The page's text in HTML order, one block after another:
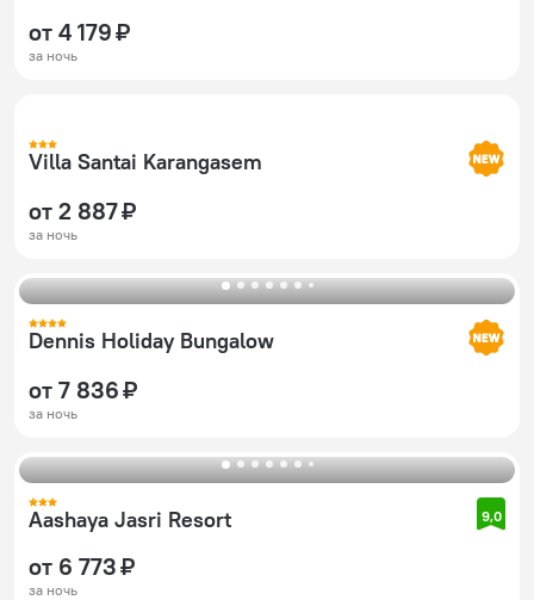
от 4 179 ₽
за ночь
Villa Santai Karangasem
от 2 887 ₽
за ночь
Dennis Holiday Bungalow
от 7 836 ₽
за ночь
Aashaya Jasri Resort 9,0
от 6 773 ₽
за ночь